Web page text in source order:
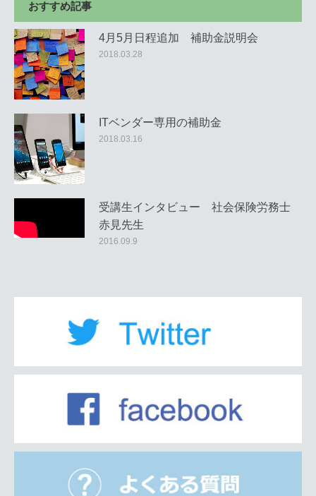
おすすめ記事
4月5月日程追加 補助金説明会
2018.03.28
ITベンダー専用の補助金
2018.03.16
受講生インタビュー 社会保険労務士
赤見先生
2016.09.9